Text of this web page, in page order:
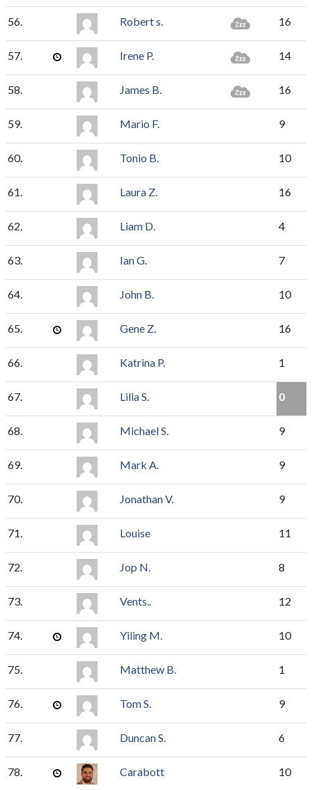
56. Robert s. 16
57. Irene P. 14
58. James B. 16
59. Mario F. 9
60. Tonio B. 10
61. Laura Z. 16
62. Liam D. 4
63. Ian G. 7
64. John B. 10
65. Gene Z. 16
66. Katrina P. 1
67. Lilla S. 0
68. Michael S. 9
69. Mark A. 9
70. Jonathan V. 9
71. Louise 11
72. Jop N. 8
73. Vents.. 12
74. Yiling M. 10
75. Matthew B. 1
76. Tom S. 9
77. Duncan S. 6
78. Carabott 10